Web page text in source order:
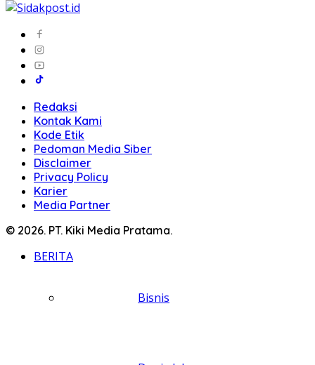
Redaksi
Kontak Kami
Kode Etik
Pedoman Media Siber
Disclaimer
Privacy Policy
Karier
Media Partner
© 2026. PT. Kiki Media Pratama.
BERITA
Bisnis